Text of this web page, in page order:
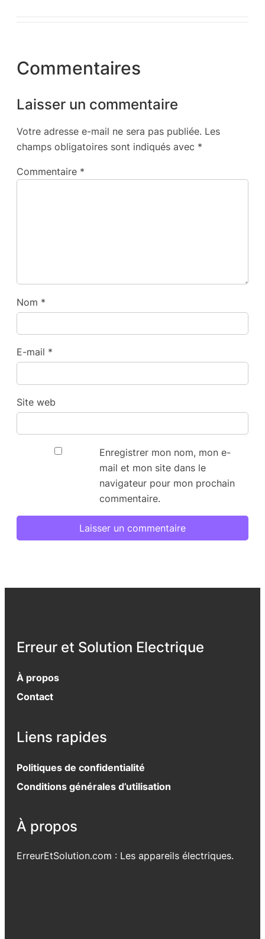
Commentaires
Laisser un commentaire
Votre adresse e-mail ne sera pas publiée. Les
champs obligatoires sont indiqués avec *
Commentaire *
Nom *
E-mail *
Site web
Enregistrer mon nom, mon e-
mail et mon site dans le
navigateur pour mon prochain
commentaire.
Erreur et Solution Electrique
À propos
Contact
Liens rapides
Politiques de confidentialité
Conditions générales d’utilisation
À propos
ErreurEtSolution.com : Les appareils électriques.